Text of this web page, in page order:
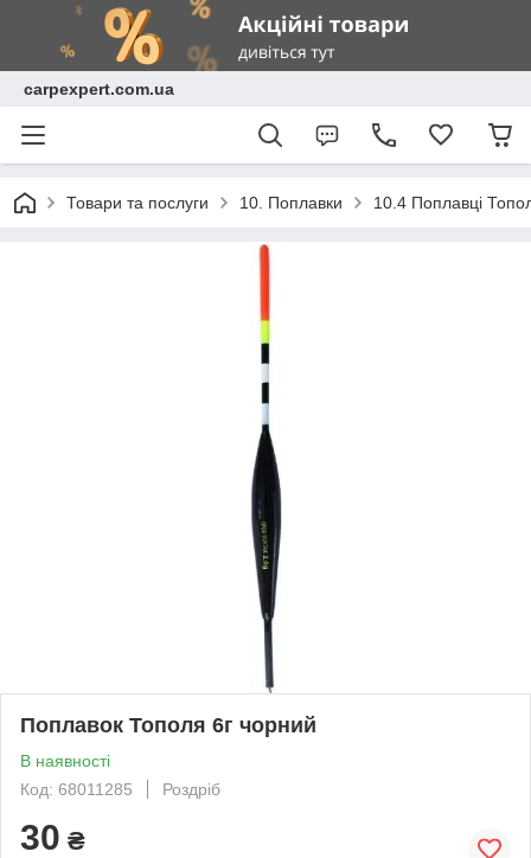
carpexpert.com.ua
Товари та послуги 10. Поплавки 10.4 Поплавці
Поплавок Тополя 6г чорний
В наявності
Код: 68011285
Роздріб
30 ₴